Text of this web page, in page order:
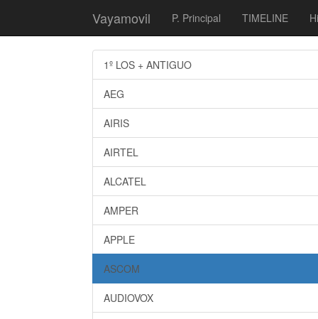
Vayamovil P. Principal TIMELINE
1º LOS + ANTIGUO
AEG
AIRIS
AIRTEL
ALCATEL
AMPER
APPLE
ASCOM
AUDIOVOX